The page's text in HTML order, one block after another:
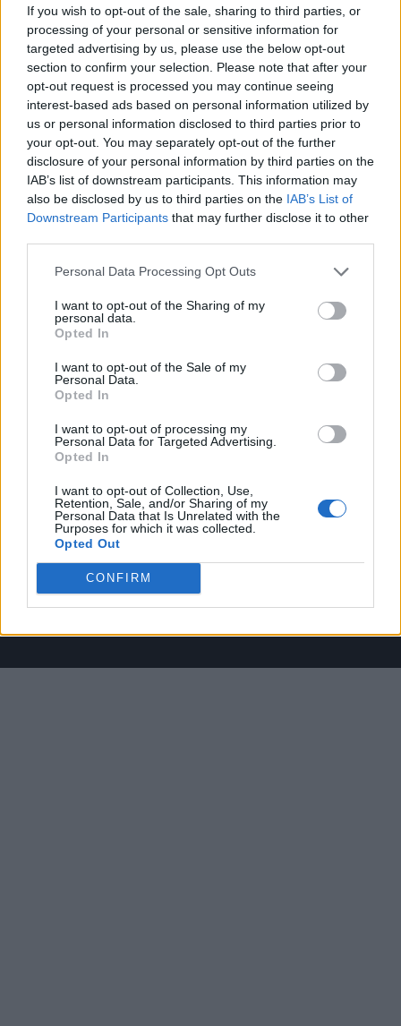
If you wish to opt-out of the sale, sharing to third parties, or
processing of your personal or sensitive information for
targeted advertising by us, please use the below opt-out
section to confirm your selection. Please note that after your
opt-out request is processed you may continue seeing
interest-based ads based on personal information utilized by
us or personal information disclosed to third parties prior to
your opt-out. You may separately opt-out of the further
disclosure of your personal information by third parties on the
IAB’s list of downstream participants. This information may
also be disclosed by us to third parties on the IAB’s List of
Downstream Participants that may further disclose it to other
Personal Data Processing Opt Outs
I want to opt-out of the Sharing of my
personal data.
Opted In
I want to opt-out of the Sale of my
Personal Data.
Opted In
I want to opt-out of processing my
Personal Data for Targeted Advertising.
Opted In
I want to opt-out of Collection, Use,
Retention, Sale, and/or Sharing of my
Personal Data that Is Unrelated with the
Purposes for which it was collected.
Opted Out
CONFIRM
37esima giornata di Serie A, il difensore della Juventus ha
rimediato un cartellino giallo contro la Fiorentina. Era diffidato,
salta così l'ultima partita di campionato contro il Torino.
VAI ALLA VERSIONE CLASSICA
Il materiale (testo, foto e video) consultabile in questo portale è di nostra proprietà.
stampa con immagini e testi allegati ed autorizzati alla pubblicazione, e quindi valutati
di pubblico dominio. Se i soggetti o gli autori avessero qualcosa in contrario alla
pubblicazione, non avranno che da segnalarlo alla redazione (indirizzo email:
redazione@napolimagazine.com), che provvederà prontamente alla rimozione.
"Juventus Magazine" non è una testata giornalistica, ma un sito di informazione di
proprietà di Napoli Magazine, e non è in alcun modo collegato alla Juventus S.p.A., che
ne detiene tutti i marchi e diritti.